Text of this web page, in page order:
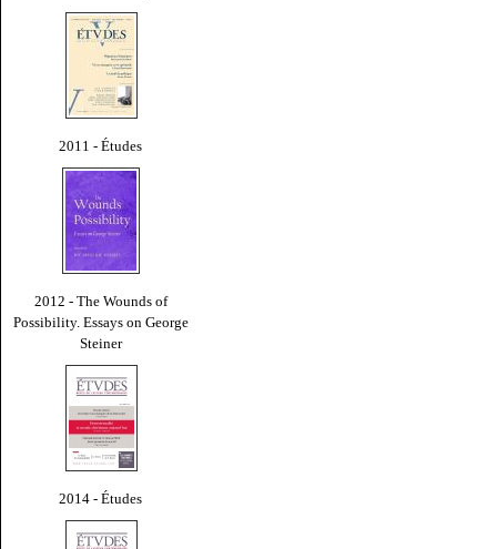
2011 - Études
2012 - The Wounds of
Possibility. Essays on George
Steiner
2014 - Études